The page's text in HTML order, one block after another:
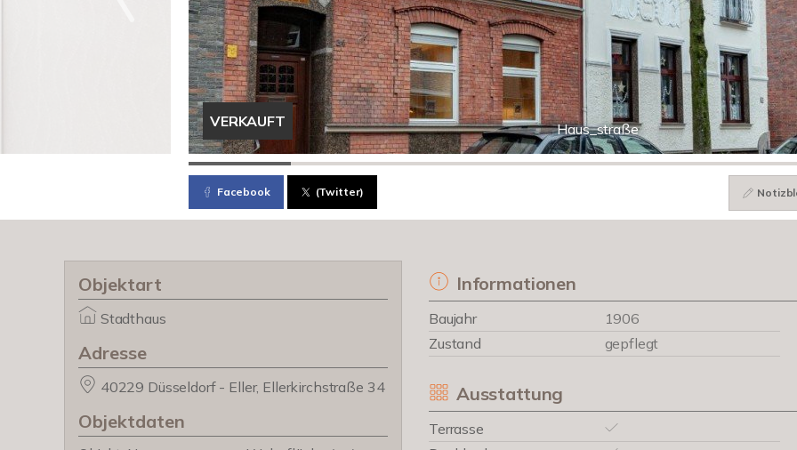
Haus_straße
VERKAUFT
Facebook (Twitter)
Objektart
Stadthaus
Adresse
40229 Düsseldorf - Eller, Ellerkirchstraße 34
Objektdaten
Informationen
Baujahr 1906
Zustand
gepflegt
Ausstattung
Terrasse